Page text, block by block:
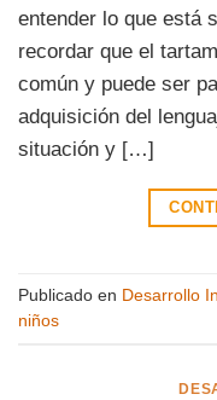
entender lo que está
recordar que el
común y puede ser
adquisición del
situación y […]
Publicado en Desarrollo
niños